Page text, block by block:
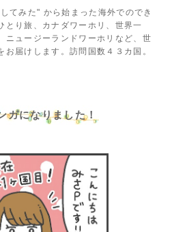
てみた" から始まった海外でのでき
とり旅、カナダワーホリ、世界一
ニュージーランドワーホリなど、世
届けします。訪問国数４３カ国。
ガになりました！